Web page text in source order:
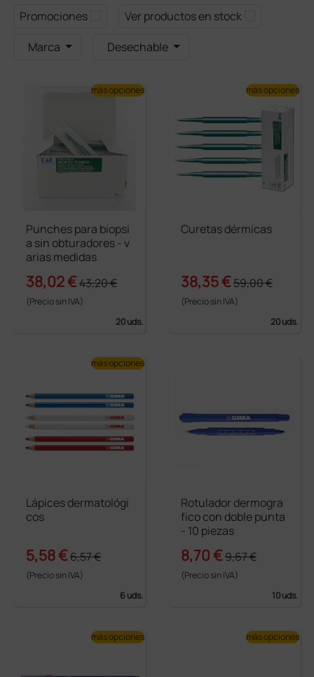
Promociones
Ver productos en stock
Marca
Desechable
Punches para biopsi
a sin obturadores - v
arias medidas
38,02 €43,20 €
(Precio sin IVA)
20 uds.
más opciones
Curetas dérmicas
38,35 €59,00 €
(Precio sin IVA)
20 uds.
más opciones
Lápices dermatológi
cos
5,58 €6,57 €
(Precio sin IVA)
6 uds.
más opciones
Rotulador dermogra
fico con doble punta
- 10 piezas
8,70 €9,67 €
(Precio sin IVA)
10 uds.
más opciones más opciones